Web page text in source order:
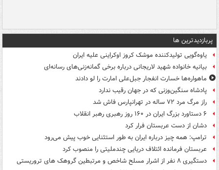
پربازدیدترین ها
یاوه‌گویی تولیدکننده موشک کروز اوکراینی علیه ایران
بیانیه خانواده شهید لاریجانی درباره برخی گمانه‌زنی‌های رسانه‌ای
ماهواره‌ها خسارت انفجار جبل‌علی امارت را لو دادند
پادشاه سنگین‌وزنی که در جهان رقیب ندارد
راز مرگ مرد ۷۲ ساله در تهرانپارس فاش شد
۶ دستاورد بزرگ ایران در ۱۶۰ روز رهبری رهبر انقلاب
دشان از دست عربستان فرار کرد
ترامپ: همه چیز درباره ایران به طور استثنایی خوب پیش می‌رود
عربستان فرمانده ائتلاف دریایی چندملیتی را منصوب کرد
دستگیری ۸ نفر از اشرار مسلح شاخص و مرتبطین گروهک های تروریستی